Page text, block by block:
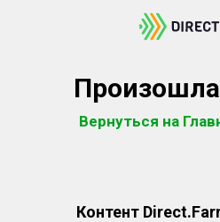
Вернуться на
Контент